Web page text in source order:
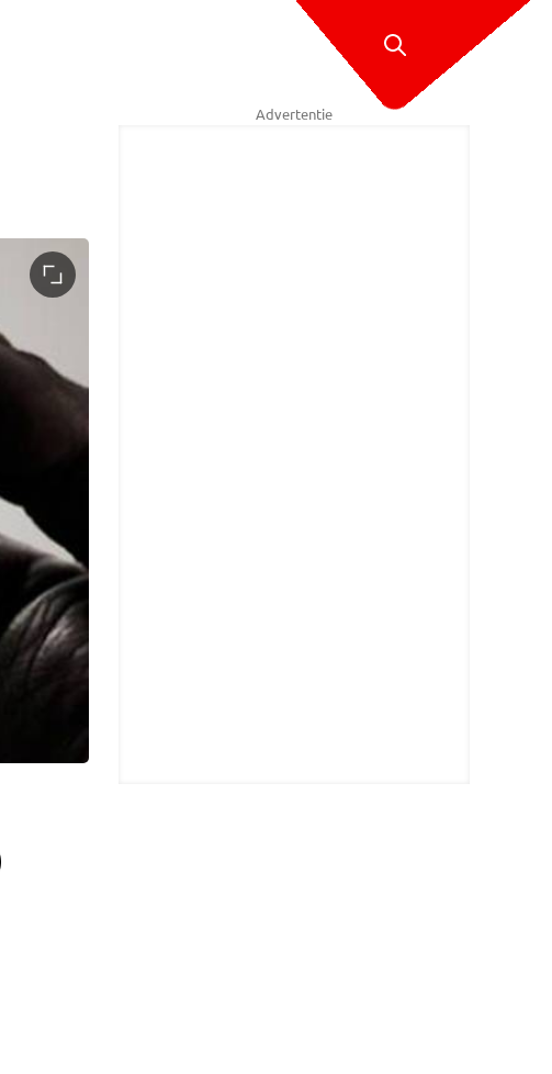
Advertentie